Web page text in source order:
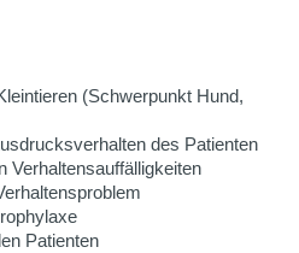
(Schwerpunkt Hund,
des Patienten
Verhaltensauffälligkeiten
Patienten